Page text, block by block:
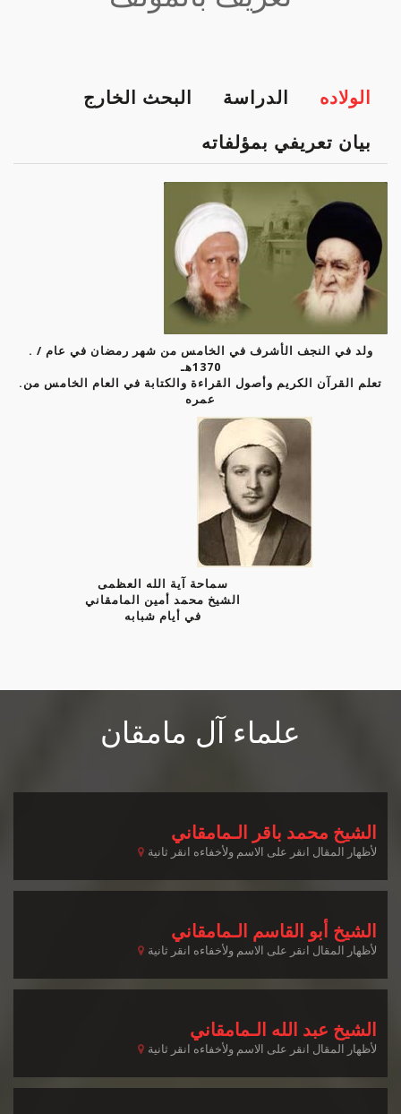
الولاده الدراسة
البحث الخارج
بيان تعريفي بمؤلفاته
. ولد في النجف الأشرف في الخامس من شهر رمضان في عام /
1370هـ
.تعلم القرآن الكريم وأصول القراءة والكتابة في العام الخامس من
عمره
سماحة آية الله العظمى
الشيخ محمد أمين المامقاني
في أيام شبابه
علماء آل مامقان
الشيخ محمد باقر الـمامقاني
لأظهار المقال انقر على الاسم ولأخفاءه انقر ثانية
الشيخ أبو القاسم الـمامقاني
لأظهار المقال انقر على الاسم ولأخفاءه انقر ثانية
الشيخ عبد الله الـمامقاني
لأظهار المقال انقر على الاسم ولأخفاءه انقر ثانية